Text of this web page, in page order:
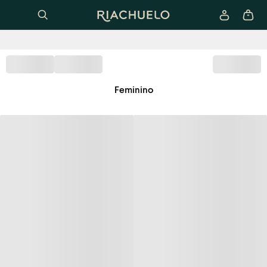
Feminino